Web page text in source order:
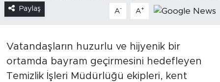
Paylaş A- A+
Vatandaşların huzurlu ve hijyenik bir
ortamda bayram geçirmesini hedefleyen
Temizlik İşleri Müdürlüğü ekipleri, kent